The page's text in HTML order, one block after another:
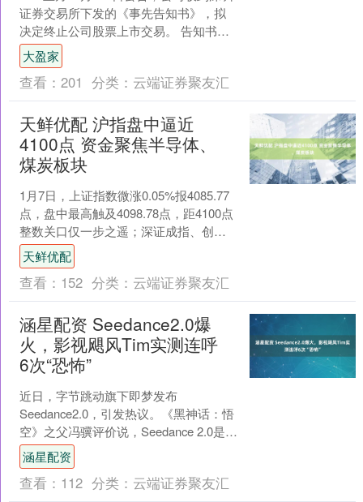
证券交易所下发的《事先告知书》，拟
决定终止公司股票上市交易。 告知书指
出，公司 2021 年至 2023 年年度....
大盈家
查看： 201 分类： 云端证券聚友汇
天鲜优配 沪指盘中逼近
4100点 资金聚焦半导体、
煤炭板块
1月7日，上证指数微涨0.05%报4085.77
点，盘中最高触及4098.78点，距4100点
整数关口仅一步之遥；深证成指、创业
板指同步收涨，分别上涨0.06%....
天鲜优配
查看： 152 分类： 云端证券聚友汇
涵星配资 Seedance2.0爆
火，影视飓风Tim实测连呼
6次“恐怖”
近日，字节跳动旗下即梦发布
Seedance2.0，引发热议。《黑神话：悟
空》之父冯骥评价说，Seedance 2.0是当
前地表最强视频生成模型，没有之一。
在S....
涵星配资
查看： 112 分类： 云端证券聚友汇